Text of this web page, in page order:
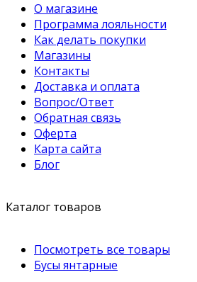
О магазине
Программа лояльности
Как делать покупки
Магазины
Контакты
Доставка и оплата
Вопрос/Ответ
Обратная связь
Оферта
Карта сайта
Блог
Каталог товаров
Посмотреть все товары
Бусы янтарные